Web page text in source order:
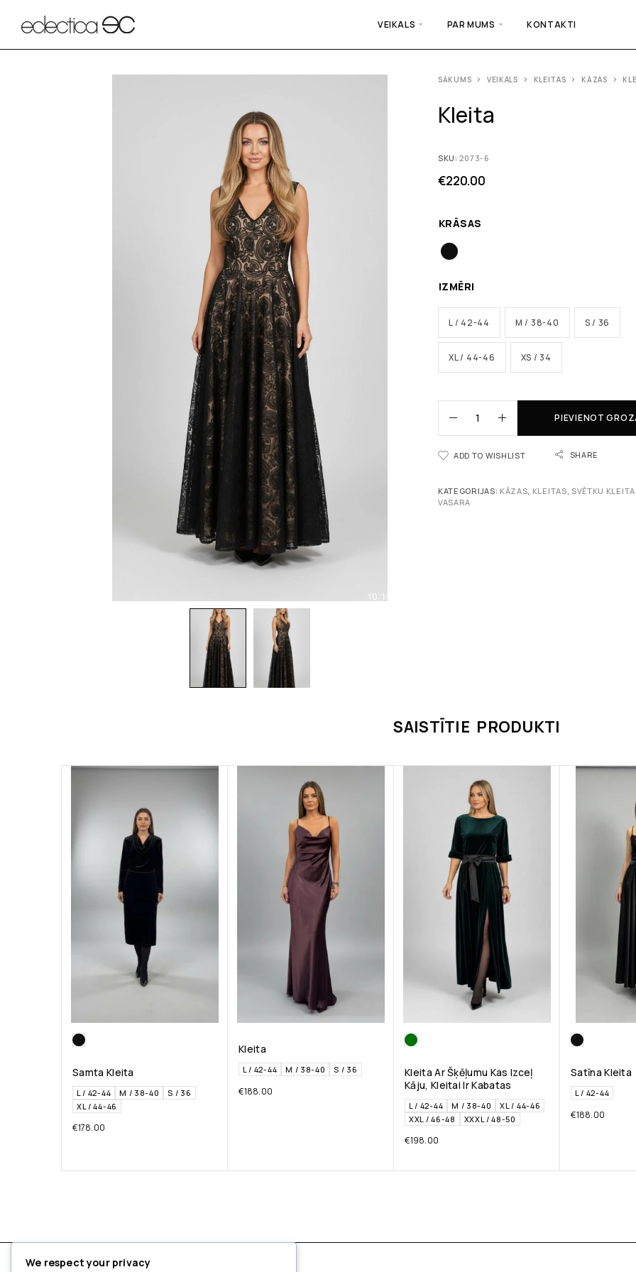
VEIKALS PAR MUMS KONTAKTI
SĀKUMS VEIKALS KLEITAS KĀZAS
Kleita
SKU:2073-6
€220.00
KRĀSAS
IZMĒRI
L / 42-44 M / 38-40 S / 36
XL / 44-46 XS / 34
PIEVIENOT
ADD TO WISHLIST SHARE
KATEGORIJAS: KĀZAS KLEITAS SVĒTKU
VASARA
SAISTĪTIE PRODUKTI
Samta Kleita
L / 42-44 M / 38-40
S / 36
XL / 44-46
€178.00
Kleita
L / 42-44 M / 38-40 S / 36
€188.00
Kleita Ar Šķēļumu Kas Izceļ
Kāju, Kleitai Ir Kabatas
L / 42-44 M / 38-40
XL / 44-46
XXL / 46-48
XXXL / 48-50
€198.00
Satīna Kleita
L / 42-44
€188.00
We respect your privacy